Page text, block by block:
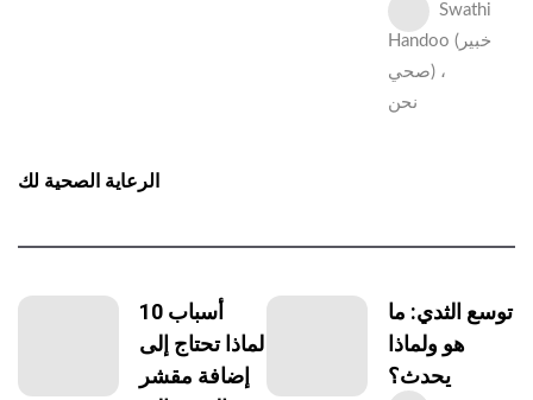
Swathi
Handoo (خبير
صحي) ،
نحن
الرعاية الصحية لك
10 أسباب
لماذا تحتاج إلى
إضافة مقشر
توسع الثدي: ما
هو ولماذا
يحدث؟